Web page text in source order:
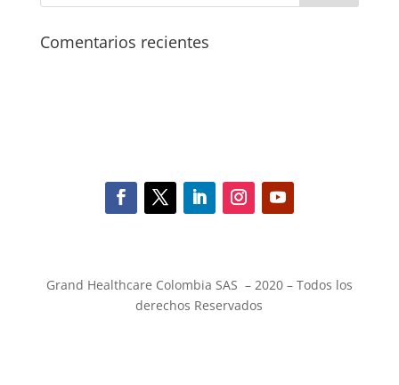
Comentarios recientes
Grand Healthcare Colombia SAS – 2020 – Todos los
derechos Reservados